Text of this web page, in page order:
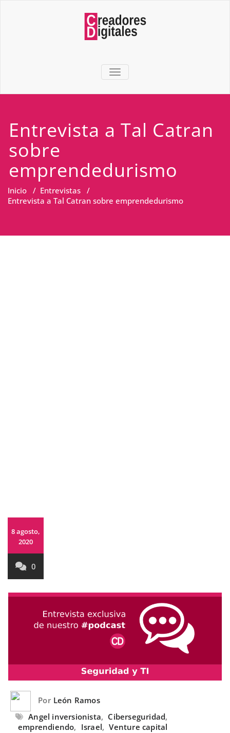
TOGGLE NAVIGATION
Entrevista a Tal Catran
sobre
emprendedurismo
Inicio / Entrevistas /
Entrevista a Tal Catran sobre emprendedurismo
8 agosto,
2020
0
Por León Ramos
Angel inversionista, Ciberseguridad,
emprendiendo, Israel, Venture capital